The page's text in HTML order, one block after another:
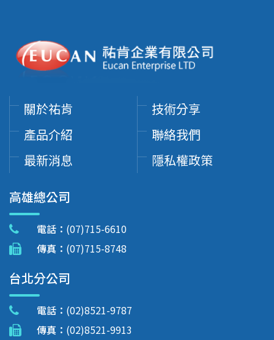
關於祐肯
產品介紹
最新消息
技術分享
聯絡我們
隱私權政策
高雄總公司
電話： (07)715-6610
傳真： (07)715-8748
台北分公司
電話： (02)8521-9787
傳真： (02)8521-9913